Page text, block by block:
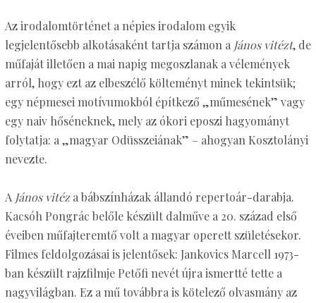
Az irodalomtörténet a népies irodalom egyik
legjelentősebb alkotásaként tartja számon a János vitézt, de
műfaját illetően a mai napig megoszlanak a vélemények
arról, hogy ezt az elbeszélő költeményt minek tekintsük;
egy népmesei motívumokból építkező „műmesének” vagy
egy naiv hőséneknek, mely az ókori eposzi hagyományt
folytatja: a „magyar Odüsszeiának” – ahogyan Kosztolányi
nevezte.
A János vitéza bábszínházak állandó repertoár-darabja.
Kacsóh Pongrác belőle készült dalműve a 20. század első
éveiben műfajteremtő volt a magyar operett születésekor.
Filmes feldolgozásai is jelentősek: Jankovics Marcell 1973-
ban készült rajzfilmje Petőfi nevét újra ismertté tette a
nagyvilágban. Ez a mű továbbra is kötelező olvasmány az